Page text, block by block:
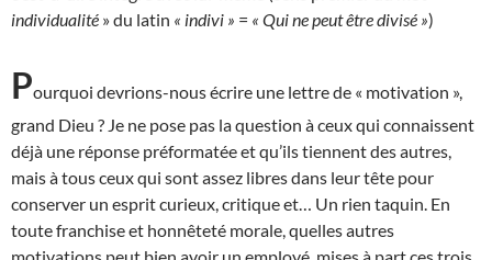
individualité » du latin « indivi » = « Qui ne peut être divisé »)
Pourquoi devrions-nous écrire une lettre de « motivation »,
grand Dieu ? Je ne pose pas la question à ceux qui connaissent
déjà une réponse préformatée et qu’ils tiennent des autres,
mais à tous ceux qui sont assez libres dans leur tête pour
conserver un esprit curieux, critique et… Un rien taquin. En
toute franchise et honnêteté morale, quelles autres
motivations peut bien avoir un employé, mises à part ces trois